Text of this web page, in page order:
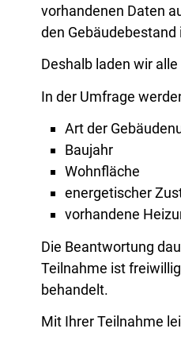
vorhandenen Daten
den
Deshalb laden wir
In der Umfrage
Art der
Baujahr
Wohnfläche
energetischer
vorhandene
Die Beantwortung
Teilnahme ist
behandelt.
Mit Ihrer Teilnahme